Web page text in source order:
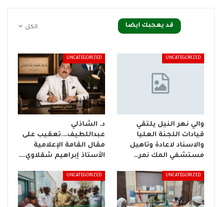
الكل قد يعجبك ايضا
UNCATEGORIZED
والي نهر النيل يلتقي
قيادات اللجنة العليا
والاسناد لاعادة وتاهيل
مستشفي المك نمر…
UNCATEGORIZED
د. الشاذلي
عبداللطيف….تعقيب على
مقال القامة الإعلامية
الأستاذ إبراهيم شقلاوي.…
UNCATEGORIZED
UNCATEGORIZED